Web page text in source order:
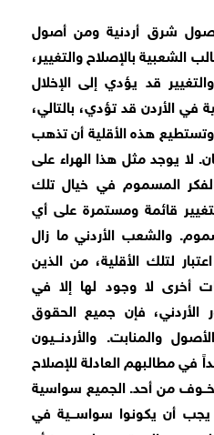
شرق أردنية ومن أصول
الشعبية بالإصلاح والتغيير،
قد يؤدي إلى الإخلال
في الأردن قد تؤدي، بالتالي،
هذه الأقلية أن تذهب
لا يوجد مثل هذا الهراء على
المسموم في خيال تلك
قائمة ومستمرة على أي
والشعب الأردني ما زال
لتلك الأقلية، من الذين
أخرى لا وجود لها إلا في
الأردني، فإن جميع الحقوق
والمنابت. والأردنـــيون
في مطالبهم العادلة للإصلاح
من أحد. الجميع سواسية
يجب أن يكونوا سواســـية في